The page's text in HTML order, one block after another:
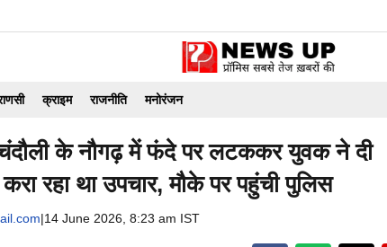
क्राइम राजनीति मनोरंजन
के नौगढ़ में फंदे पर लटककर युवक ने दी
रहा था उपचार, मौके पर पहुंची पुलिस
|14 June 2026, 8:23 am IST